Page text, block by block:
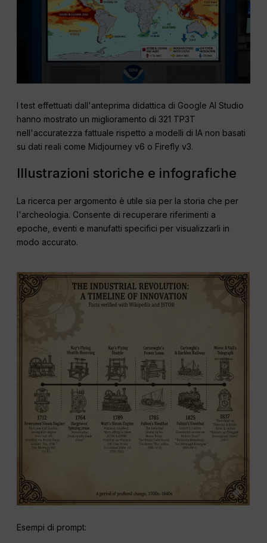
I test effettuati dall'anteprima didattica di Google AI Studio
hanno mostrato un miglioramento di 321 TP3T
nell'accuratezza fattuale rispetto a modelli di IA non basati
su dati reali come Midjourney v6 o Firefly v3.
Illustrazioni storiche e infografiche
La ricerca per argomento è utile sia per la storia che per
l'archeologia. Consente di recuperare riferimenti a
epoche, eventi e manufatti specifici per visualizzarli in
modo accurato.
Esempi di prompt: